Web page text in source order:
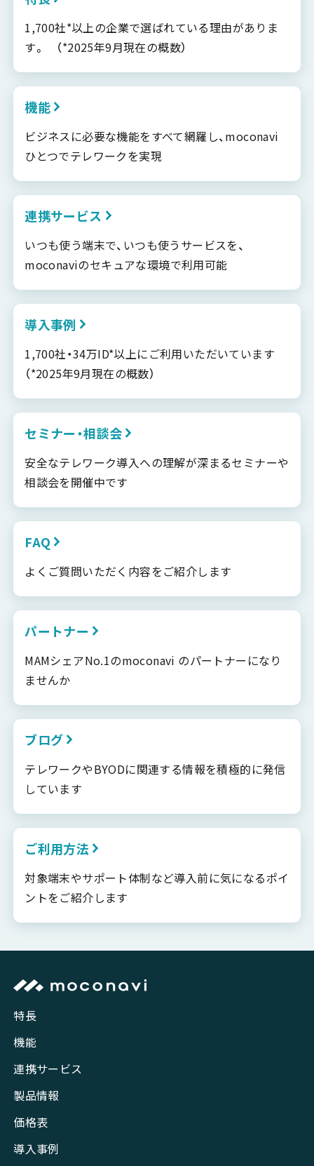
1,700社*以上の企業で選ばれている理由がありま
す。 （*2025年9月現在の概数）
機能
ビジネスに必要な機能をすべて網羅し、moconavi
ひとつでテレワークを実現
連携サービス
いつも使う端末で、いつも使うサービスを、
moconaviのセキュアな環境で利用可能
導入事例
1,700社・34万ID*以上にご利用いただいています
（*2025年9月現在の概数）
セミナー・相談会
安全なテレワーク導入への理解が深まるセミナーや
相談会を開催中です
FAQ
よくご質問いただく内容をご紹介します
パートナー
MAMシェアNo.1のmoconavi のパートナーになり
ませんか
ブログ
テレワークやBYODに関連する情報を積極的に発信
しています
ご利用方法
対象端末やサポート体制など導入前に気になるポイ
ントをご紹介します
特長
機能
連携サービス
製品情報
価格表
導入事例